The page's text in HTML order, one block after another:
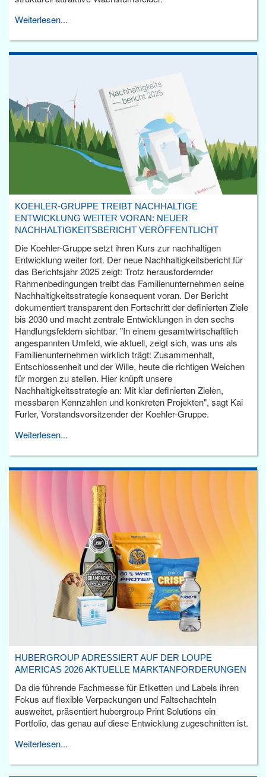
Weiterlesen...
KOEHLER-GRUPPE TREIBT NACHHALTIGE
ENTWICKLUNG WEITER VORAN: NEUER
NACHHALTIGKEITSBERICHT VERÖFFENTLICHT
Die Koehler-Gruppe setzt ihren Kurs zur nachhaltigen
Entwicklung weiter fort. Der neue Nachhaltigkeitsbericht für
das Berichtsjahr 2025 zeigt: Trotz herausfordernder
Rahmenbedingungen treibt das Familienunternehmen seine
Nachhaltigkeitsstrategie konsequent voran. Der Bericht
dokumentiert transparent den Fortschritt der definierten Ziele
bis 2030 und macht zentrale Entwicklungen in den sechs
Handlungsfeldern sichtbar. "In einem gesamtwirtschaftlich
angespannten Umfeld, wie aktuell, zeigt sich, was uns als
Familienunternehmen wirklich trägt: Zusammenhalt,
Entschlossenheit und der Wille, heute die richtigen Weichen
für morgen zu stellen. Hier knüpft unsere
Nachhaltigkeitsstrategie an: Mit klar definierten Zielen,
messbaren Kennzahlen und konkreten Projekten", sagt Kai
Furler, Vorstandsvorsitzender der Koehler-Gruppe.
Weiterlesen...
HUBERGROUP ADRESSIERT AUF DER LOUPE
AMERICAS 2026 AKTUELLE MARKTANFORDERUNGEN
Da die führende Fachmesse für Etiketten und Labels ihren
Fokus auf flexible Verpackungen und Faltschachteln
ausweitet, präsentiert hubergroup Print Solutions ein
Portfolio, das genau auf diese Entwicklung zugeschnitten ist.
Weiterlesen...